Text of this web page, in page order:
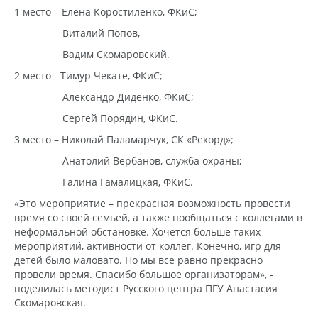
1 место – Елена Коростиленко, ФКиС;
Виталий Попов,
Вадим Скомаровский.
2 место - Тимур Чекате, ФКиС;
Александр Диденко, ФКиС;
Сергей Порядин, ФКиС.
3 место – Николай Паламарчук, СК «Рекорд»;
Анатолий Вербанов, служба охраны;
Галина Гамалицкая, ФКиС.
«Это мероприятие – прекрасная возможность провести
время со своей семьей, а также пообщаться с коллегами в
неформальной обстановке. Хочется больше таких
мероприятий, активности от коллег. Конечно, игр для
детей было маловато. Но мы все равно прекрасно
провели время. Спасибо большое организаторам», -
поделилась методист Русского центра ПГУ Анастасия
Скомаровская.